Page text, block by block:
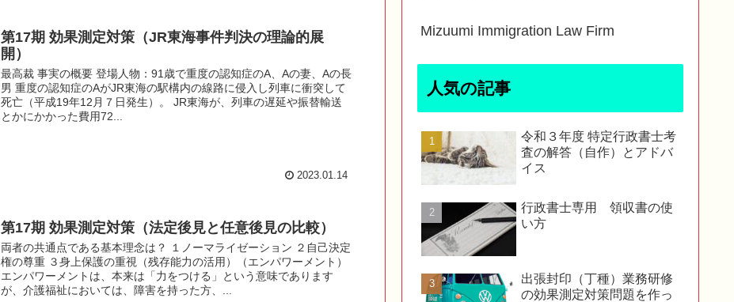
第17期 効果測定対策（JR東海事件判決の理論的展
開）
最高裁 事実の概要 登場人物：91歳で重度の認知症のA、Aの妻、Aの長
男 重度の認知症のAがJR東海の駅構内の線路に侵入し列車に衝突して
死亡（平成19年12月７日発生）。 JR東海が、列車の遅延や振替輸送
とかにかかった費用72...
2023.01.14
第17期 効果測定対策（法定後見と任意後見の比較）
両者の共通点である基本理念は？ １ノーマライゼーション ２自己決定
権の尊重 ３身上保護の重視（残存能力の活用）（エンパワーメント）
エンパワーメントは、本来は「力をつける」という意味であります
が、介護福祉においては、障害を持った方、...
Mizuumi Immigration Law Firm
人気の記事
令和３年度 特定行政書士考
査の解答（自作）とアドバ
イス
行政書士専用 領収書の使
い方
出張封印（丁種）業務研修
の効果測定対策問題を作っ